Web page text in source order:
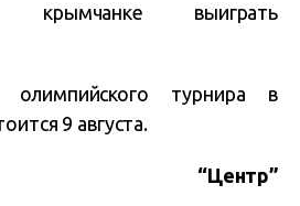
выиграть
олимпийского турнира в
9 августа.
“Центр”